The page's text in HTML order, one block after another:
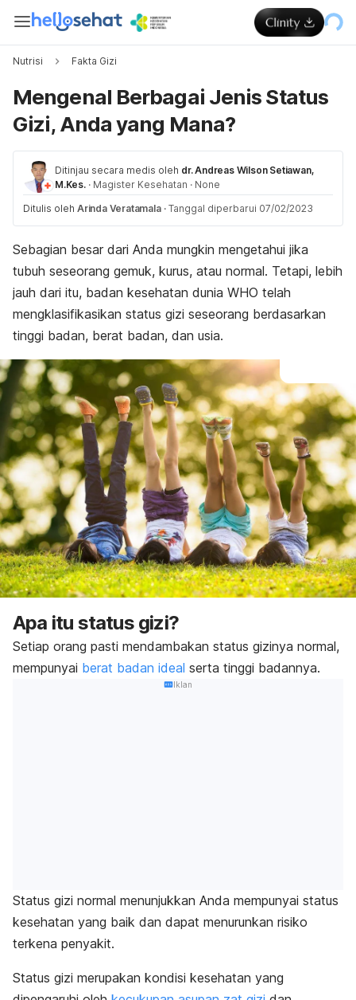
Nutrisi Fakta Gizi
Mengenal Berbagai Jenis Status
Gizi, Anda yang Mana?
Ditinjau secara medis oleh dr. Andreas Wilson Setiawan,
M.Kes. · Magister Kesehatan · None
Ditulis oleh Arinda Veratamala · Tanggal diperbarui 07/02/2023
Sebagian besar dari Anda mungkin mengetahui jika
tubuh seseorang gemuk, kurus, atau normal. Tetapi, lebih
jauh dari itu, badan kesehatan dunia WHO telah
mengklasifikasikan status gizi seseorang berdasarkan
tinggi badan, berat badan, dan usia.
Apa itu status gizi?
Setiap orang pasti mendambakan status gizinya normal,
mempunyai berat badan ideal serta tinggi badannya.
Iklan
Status gizi normal menunjukkan Anda mempunyai status
kesehatan yang baik dan dapat menurunkan risiko
terkena penyakit.
Status gizi merupakan kondisi kesehatan yang